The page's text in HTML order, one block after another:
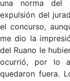
una norma del
expulsión del
el concurso,
me dio la
del Ruano le
ocurrió, por lo
quedaron fuera.